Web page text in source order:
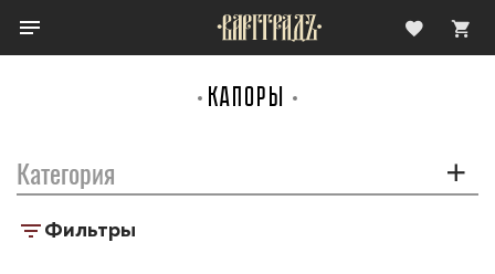
КАПОРЫ
Категория
Фильтры